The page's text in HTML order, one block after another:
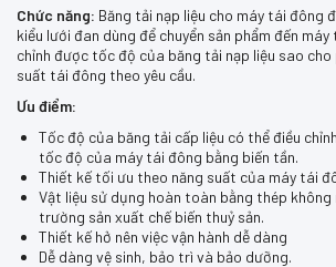
Chức năng: Băng tải nạp liệu cho máy tái đông
kiểu lưới đan dùng để chuyển sản phẩm đến
chỉnh được tốc độ của băng tải nạp liệu sao cho
suất tái đông theo yêu cầu.
Ưu điểm:
Tốc độ của băng tải cấp liệu có thể điều
tốc độ của máy tái đông bằng biến tần.
Thiết kế tối ưu theo năng suất của máy tái
Vật liệu sử dụng hoàn toàn bằng thép không
trường sản xuất chế biến thuỷ sản.
Thiết kế hở nên việc vận hành dễ dàng
Dễ dàng vệ sinh, bảo trì và bảo dưỡng.